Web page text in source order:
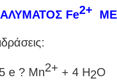
Fe2+
e ? Mn2+ + 4 H2O